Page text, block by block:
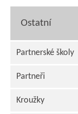
Ostatní
Partnerské školy
Partneři
Kroužky